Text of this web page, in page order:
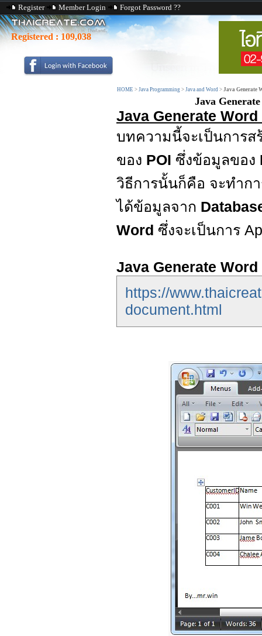
Register Member Login Forgot Password ??
Registered : 109,038
HOME > Java Programming > Java and Word > Java Generate
Java
Java Generate
บทความนี้จะเป็นการส
ของ POI ซึ่งข้อมูลของ
วิธีการนั้นก็คือ จะทำก
ได้ข้อมูลจาก
Word ซึ่งจะเป็นการ
Java Generate
https://
document.html